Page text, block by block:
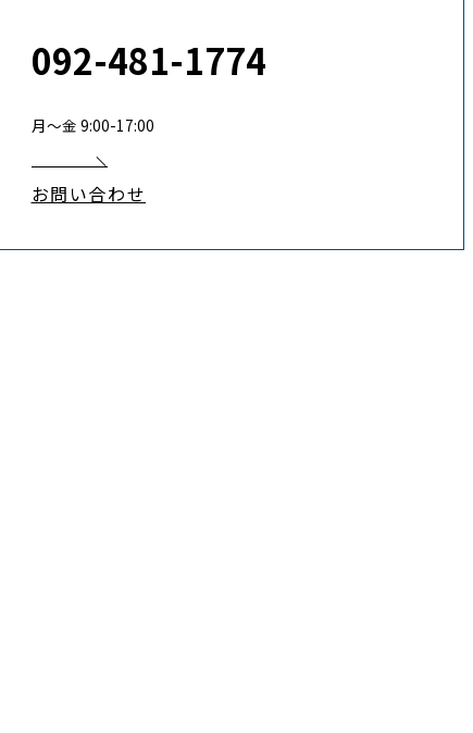
092-481-1774
月〜金 9:00-17:00
お問い合わせ